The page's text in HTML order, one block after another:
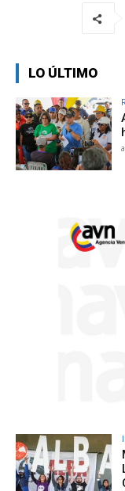
LO ÚLTIMO